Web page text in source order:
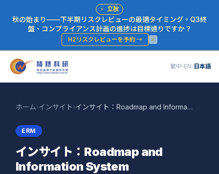
⚡ 立秋
秋の始まり——下半期リスクレビューの最適タイミング。Q3終
盤、コンプライアンス計画の進捗は目標通りですか？
H2リスクレビューを予約 →
繁中/EN/ 日本語
ホーム›インサイト› インサイト：Roadmap and Information System
ERM
インサイト：Roadmap and
Information System